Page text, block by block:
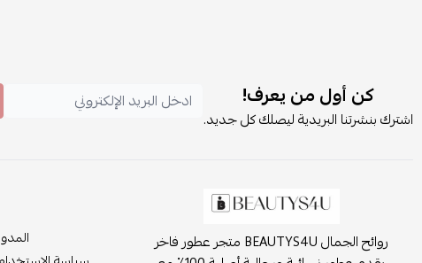
كن أول من يعرف!
اشترك بنشرتنا البريدية ليصلك كل جديد.
روائح الجمال BEAUTYS4U متجر عطور فاخر